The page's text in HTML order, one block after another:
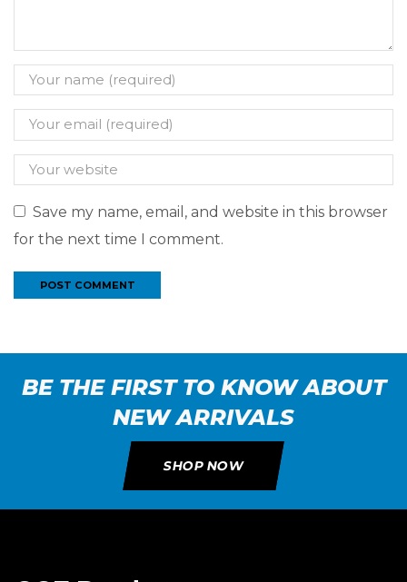
Save my name, email, and website in this browser
for the next time I comment.
BE THE FIRST TO KNOW ABOUT
NEW ARRIVALS
SHOP NOW